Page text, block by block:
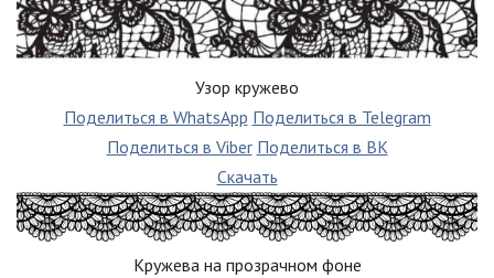
Узор кружево
Поделиться в WhatsApp Поделиться в Telegram
Поделиться в Viber Поделиться в ВК
Скачать
Кружева на прозрачном фоне